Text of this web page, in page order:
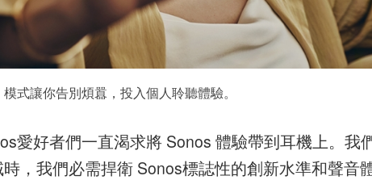
式讓你告別煩囂，投入個人聆聽體驗。
愛好者們一直渴求將 Sonos 體驗帶到耳機上。我
，我們必需捍衛 Sonos標誌性的創新水準和聲音